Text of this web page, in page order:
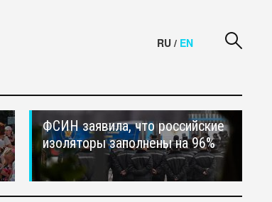
RU / EN
ФСИН заявила, что российские
изоляторы заполнены на 96%